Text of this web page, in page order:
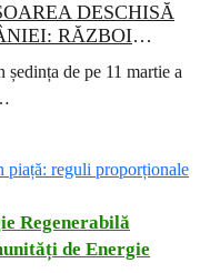
DESCHISĂ
RĂZBOI
OAMENILOR ȘI
ședința de pe 11 martie a
Regenerabilă
de Energie